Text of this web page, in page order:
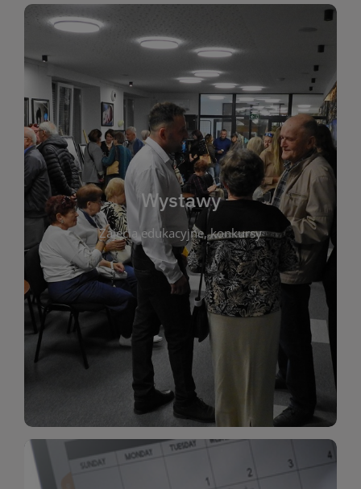
Wystawy
Zajęcia edukacyjne, konkursy
Wystawy
Biblioteka organizuje prezentujące zarówno
sztukę lokalnych twórców, jak i zbiory tematyczne.
W tej sekcji znajdziesz informacje o aktualnych
ekspozycjach oraz archiwum wystaw z
poprzednich lat. Prezentowane prace obejmują
malarstwo, fotografię, rękodzieło i inne formy
artystyczne. Każda wystawa to wyjątkowa okazja
do kontaktu z kulturą i sztuką w przestrzeni
biblioteki. Serdecznie zapraszamy wszystkich
miłośników estetycznych doznań!
WIĘCEJ